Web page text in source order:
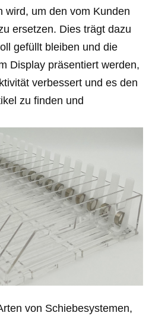
wird, um den vom Kunden
ersetzen. Dies trägt dazu
gefüllt bleiben und die
Display präsentiert werden,
verbessert und es den
zu finden und
von Schiebesystemen,